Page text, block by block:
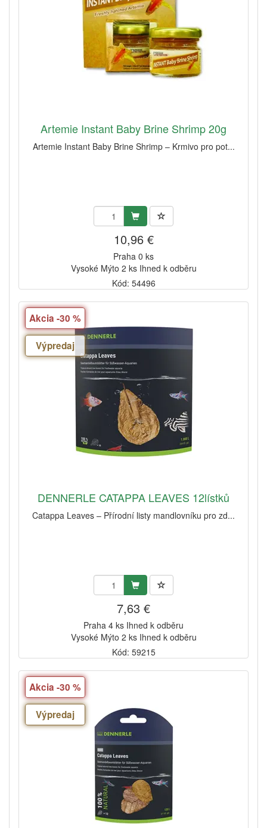
Artemie Instant Baby Brine Shrimp 20g
Artemie Instant Baby Brine Shrimp – Krmivo pro pot...
10,96 €
Praha 0 ks
Vysoké Mýto 2 ks Ihned k odběru
Kód: 54496
Akcia -30 %
Výpredaj
DENNERLE CATAPPA LEAVES 12lístků
Catappa Leaves – Přírodní listy mandlovníku pro zd...
7,63 €
Praha 4 ks Ihned k odběru
Vysoké Mýto 2 ks Ihned k odběru
Kód: 59215
Akcia -30 %
Výpredaj